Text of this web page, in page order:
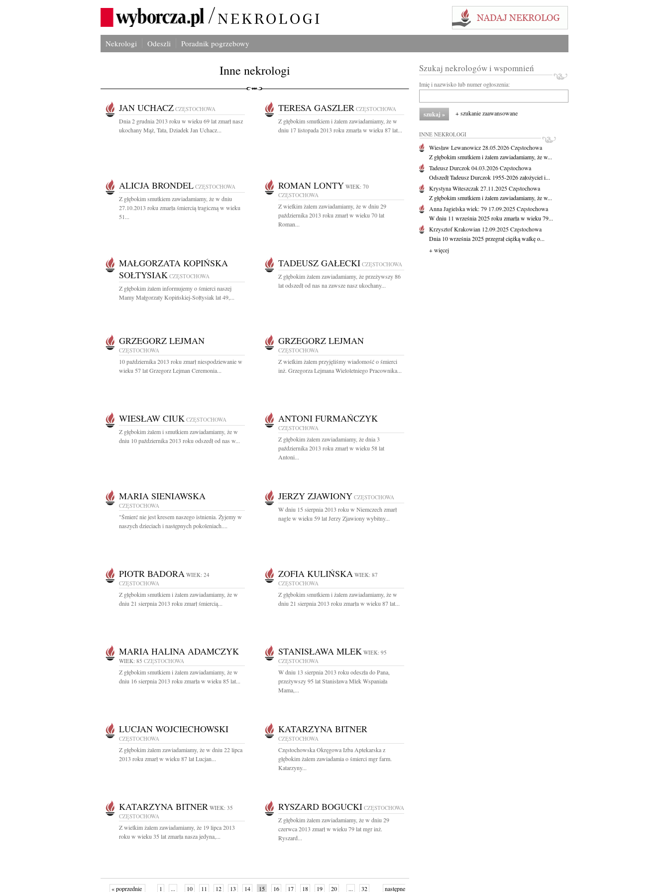
Nekrologi Odeszli Poradnik pogrzebowy
Inne nekrologi
JAN UCHACZ CZĘSTOCHOWA
Dnia 2 grudnia 2013 roku w wieku 69 lat zmarł nasz
ukochany Mąż, Tata, Dziadek Jan Uchacz...
TERESA GASZLER CZĘSTOCHOWA
Z głębokim smutkiem i żalem zawiadamiamy, że w
dniu 17 listopada 2013 roku zmarła w wieku 87 lat...
ALICJA BRONDEL CZĘSTOCHOWA
Z głębokim smutkiem zawiadamiamy, że w dniu
27.10.2013 roku zmarła śmiercią tragiczną w wieku
51...
ROMAN LONTY WIEK: 70
CZĘSTOCHOWA
Z wielkim żalem zawiadamiamy, że w dniu 29
października 2013 roku zmarł w wieku 70 lat
Roman...
MAŁGORZATA KOPIŃSKA
SOŁTYSIAK CZĘSTOCHOWA
Z głębokim żalem informujemy o śmierci naszej
Mamy Małgorzaty Kopińskiej-Sołtysiak lat 49,...
TADEUSZ GAŁECKI CZĘSTOCHOWA
Z głębokim żalem zawiadamiamy, że przeżywszy 86
lat odszedł od nas na zawsze nasz ukochany...
GRZEGORZ LEJMAN
CZĘSTOCHOWA
10 października 2013 roku zmarł niespodziewanie w
wieku 57 lat Grzegorz Lejman Ceremonia...
GRZEGORZ LEJMAN
CZĘSTOCHOWA
Z wielkim żalem przyjęliśmy wiadomość o śmierci
inż. Grzegorza Lejmana Wieloletniego Pracownika...
WIESŁAW CIUK CZĘSTOCHOWA
Z głębokim żalem i smutkiem zawiadamiamy, że w
dniu 10 października 2013 roku odszedł od nas w...
ANTONI FURMAŃCZYK
CZĘSTOCHOWA
Z głębokim żalem zawiadamiamy, że dnia 3
października 2013 roku zmarł w wieku 58 lat
Antoni...
MARIA SIENIAWSKA
CZĘSTOCHOWA
"Śmierć nie jest kresem naszego istnienia. Żyjemy w
naszych dzieciach i następnych pokoleniach....
JERZY ZJAWIONY CZĘSTOCHOWA
W dniu 15 sierpnia 2013 roku w Niemczech zmarł
nagle w wieku 59 lat Jerzy Zjawiony wybitny...
PIOTR BADORA WIEK: 24
CZĘSTOCHOWA
Z głębokim smutkiem i żalem zawiadamiamy, że w
dniu 21 sierpnia 2013 roku zmarł śmiercią...
ZOFIA KULIŃSKA WIEK: 87
CZĘSTOCHOWA
Z głębokim smutkiem i żalem zawiadamiamy, że w
dniu 21 sierpnia 2013 roku zmarła w wieku 87 lat...
MARIA HALINA ADAMCZYK
WIEK: 85 CZĘSTOCHOWA
Z głębokim smutkiem i żalem zawiadamiamy, że w
dniu 16 sierpnia 2013 roku zmarła w wieku 85 lat...
STANISŁAWA MLEK WIEK: 95
CZĘSTOCHOWA
W dniu 13 sierpnia 2013 roku odeszła do Pana,
przeżywszy 95 lat Stanisława Mlek Wspaniała
Mama,...
LUCJAN WOJCIECHOWSKI
CZĘSTOCHOWA
Z głębokim żalem zawiadamiamy, że w dniu 22 lipca
2013 roku zmarł w wieku 87 lat Lucjan...
KATARZYNA BITNER
CZĘSTOCHOWA
Częstochowska Okręgowa Izba Aptekarska z
głębokim żalem zawiadamia o śmierci mgr farm.
Katarzyny...
KATARZYNA BITNER WIEK: 35
CZĘSTOCHOWA
Z wielkim żalem zawiadamiamy, że 19 lipca 2013
roku w wieku 35 lat zmarła nasza jedyna,...
RYSZARD BOGUCKI CZĘSTOCHOWA
Z głębokim żalem zawiadamiamy, że w dniu 29
czerwca 2013 zmarł w wieku 79 lat mgr inż.
Ryszard...
« poprzednie 1 ... 10 11 12 13 14 15 16 17 18 19 20 ... 32 następne
Szukaj nekrologów i wspomnień
Imię i nazwisko lub numer ogłoszenia:
+ szukanie zaawansowane
INNE NEKROLOGI
Wiesław Lewanowicz28.05.2026Częstochowa
Z głębokim smutkiem i żalem zawiadamiamy, że w...
Tadeusz Durczok04.03.2026Częstochowa
Odszedł Tadeusz Durczok 1955-2026 założyciel i...
Krystyna Witeszczak27.11.2025Częstochowa
Z głębokim smutkiem i żalem zawiadamiamy, że w...
Anna Jagielskawiek: 79 17.09.2025Częstochowa
W dniu 11 września 2025 roku zmarła w wieku 79...
Krzysztof Krakowian 12.09.2025Częstochowa
Dnia 10 września 2025 przegrał ciężką walkę o...
+ więcej